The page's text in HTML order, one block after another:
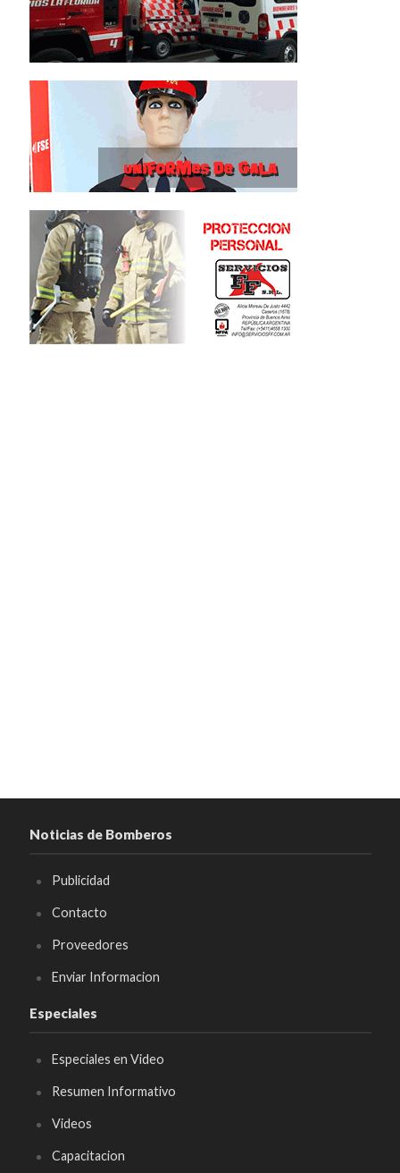
Noticias de Bomberos
Publicidad
Contacto
Proveedores
Enviar Informacion
Especiales
Especiales en Video
Resumen Informativo
Videos
Capacitacion